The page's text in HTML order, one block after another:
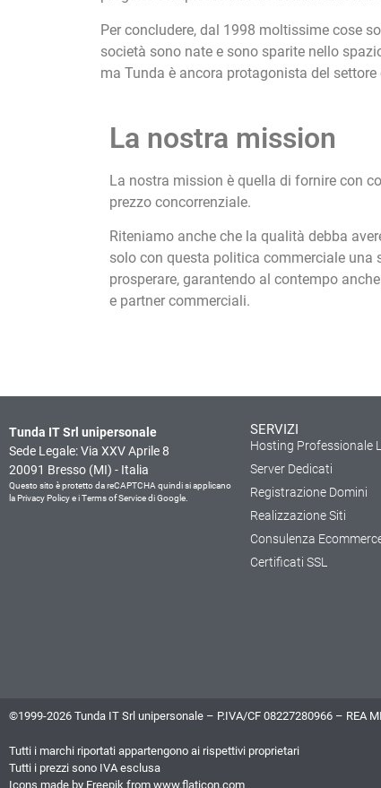
Per concludere, dal 1998 moltissime cose
società sono nate e sono sparite nello
ma Tunda è ancora protagonista del
La nostra mission
La nostra mission è quella di fornire con
prezzo concorrenziale.
Riteniamo anche che la qualità debba
solo con questa politica commerciale una
prosperare, garantendo al contempo
e partner commerciali.
Tunda IT Srl unipersonale
Sede Legale: Via XXV Aprile 8
20091 Bresso (MI) - Italia
Questo sito è protetto da reCAPTCHA quindi si applicano
laPrivacy Policye iTerms of Servicedi Google.
SERVIZI
Hosting Professionale
Server Dedicati
Registrazione Domini
Realizzazione Siti
Consulenza
Certificati SSL
©1999-2026 Tunda IT Srl unipersonale – P.IVA/CF 08227280966 – REA
Tutti i marchi riportati appartengono ai rispettivi proprietari
Tutti i prezzi sono IVA esclusa
Icons made by Freepik from www.flaticon.com